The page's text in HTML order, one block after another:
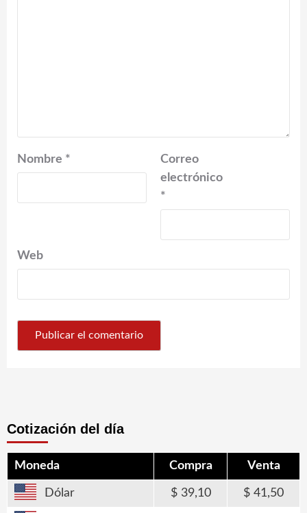
Nombre *
Correo
electrónico
*
Web
Cotización del día
Moneda Compra Venta
Dólar 39,10 41,50